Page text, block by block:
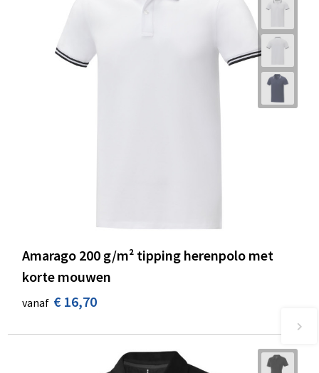
Amarago 200 g/m² tipping herenpolo met
korte mouwen
vanaf € 16,70